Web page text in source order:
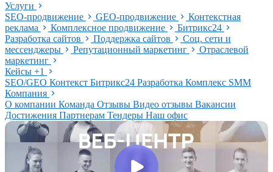
Услуги
SEO-продвижение
GEO-продвижение
Контекстная
реклама
Комплексное продвижение
Битрикс24
Разработка сайтов
Поддержка сайтов
Соц. сети и
мессенджеры
Репутационный маркетинг
Отраслевой
маркетинг
Кейсы +1
SEO/GEO Контекст Битрикс24 Разработка Комплекс SMM
Компания
О компании Команда Отзывы Видео отзывы Вакансии
Достижения Партнерам Тендеры Наш офис